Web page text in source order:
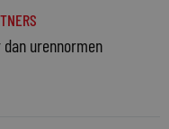
urennormen